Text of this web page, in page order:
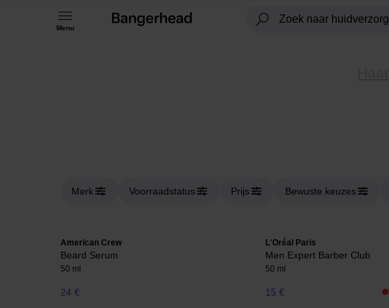
Menu
Merk Voorraadstatus Prijs Bewuste keuzes
American Crew
Beard Serum
50 ml
24 €
L'Oréal Paris
Men Expert Barber Club
50 ml
15 €